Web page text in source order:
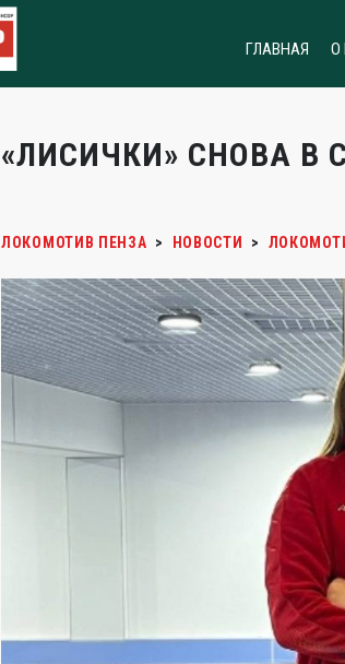
ГЛАВНАЯ О
«ЛИСИЧКИ» СНОВА В
ЛОКОМОТИВ ПЕНЗА > НОВОСТИ >